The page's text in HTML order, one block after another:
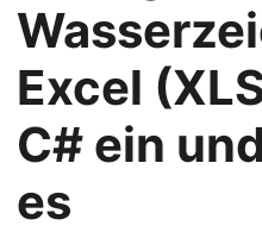
u
s
c
h
a
Excel
C# ein
es